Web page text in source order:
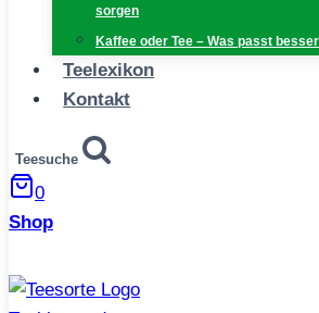
sorgen
Kaffee oder Tee – Was passt
Teelexikon
Kontakt
Teesuche
0
Shop